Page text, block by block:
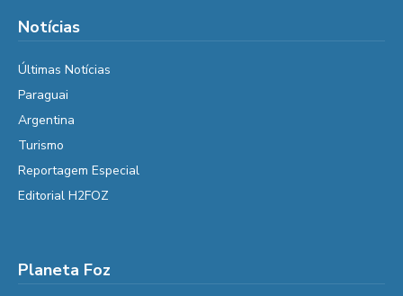
Notícias
Últimas Notícias
Paraguai
Argentina
Turismo
Reportagem Especial
Editorial H2FOZ
Planeta Foz